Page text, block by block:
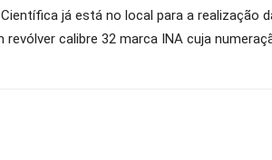
já está no local para a realização
revólver calibre 32 marca INA cuja